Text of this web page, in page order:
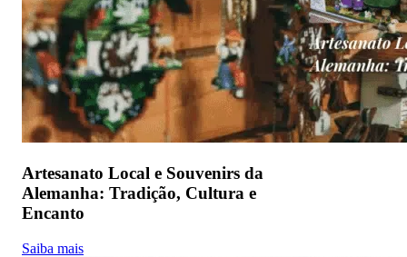
Artesanato Local e Souvenirs da
Alemanha: Tradição, Cultura e
Encanto
Saiba mais